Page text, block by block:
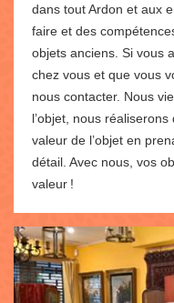
dans tout Ardon et aux
faire et des
objets anciens. Si vous
chez vous et que vous
nous contacter. Nous
l’objet, nous
valeur de l’objet en
détail. Avec nous, vos
valeur !